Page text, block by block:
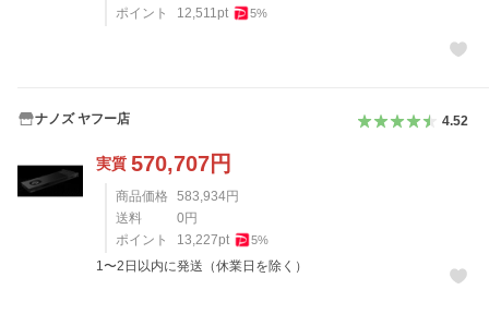
ポイント
12,511pt 5%
ナノズ ヤフー店 4.52
実質 570,707円
商品価格 583,934円
送料
0 円
ポイント
13,227pt 5%
1〜2日以内に発送（休業日を除く）